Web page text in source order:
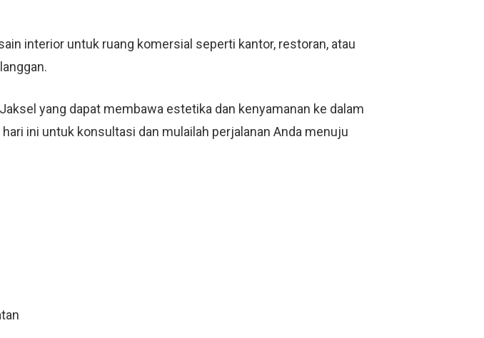
interior untuk ruang komersial seperti kantor, restoran, atau
yang dapat membawa estetika dan kenyamanan ke dalam
ini untuk konsultasi dan mulailah perjalanan Anda menuju